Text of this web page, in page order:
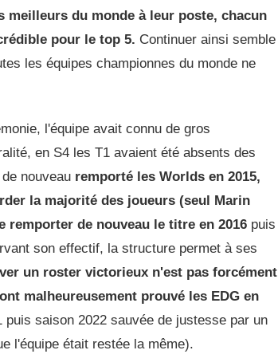
meilleurs du monde à leur poste, chacun
pour le top 5. Continuer ainsi semble
les équipes championnes du monde ne
l'équipe avait connu de gros
en S4 les T1 avaient été absents des
nouveau remporté les Worlds en 2015,
la majorité des joueurs (seul Marin
de nouveau le titre en 2016 puis
son effectif, la structure permet à ses
un roster victorieux n'est pas forcément
malheureusement prouvé les EDG en
puis saison 2022 sauvée de justesse par un
l'équipe était restée la même).